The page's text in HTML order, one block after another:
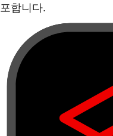
포합니다.